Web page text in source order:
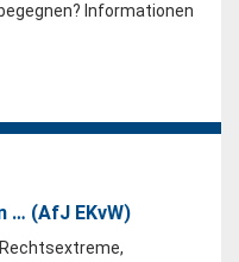
Informationen
… (AfJ EKvW)